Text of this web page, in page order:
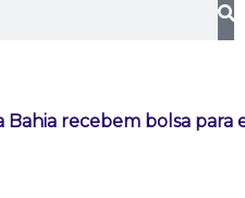
Bahia recebem bolsa